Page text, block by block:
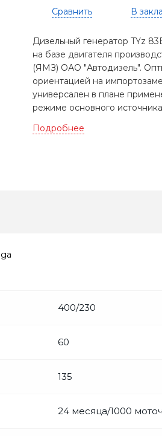
Сравнить В
Дизельный генератор TYz
на базе двигателя
(ЯМЗ) ОАО "Автодизель".
ориентацией на
универсален в плане
режиме основного
Подробнее
400/230
60
135
24 месяца/1000